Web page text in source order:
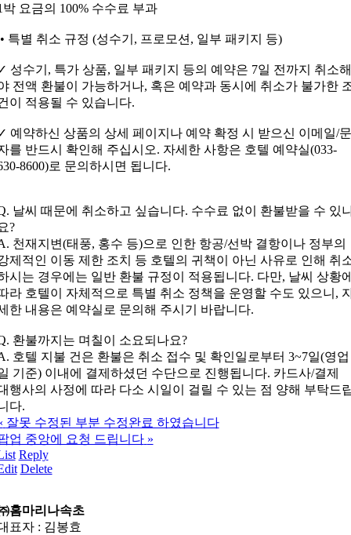
박 요금의 100% 수수료 부과
특별 취소 규정 (성수기, 프로모션, 일부 패키지 등)
성수기, 특가 상품, 일부 패키지 등의 예약은 7일 전까지 취소해
전액 환불이 가능하거나, 혹은 예약과 동시에 취소가 불가한
이 적용될 수 있습니다.
예약하신 상품의 상세 페이지나 예약 확정 시 받으신 이메일/문
를 반드시 확인해 주십시오. 자세한 사항은 호텔 예약실(033-
8600)로 문의하시면 됩니다.
날씨 때문에 취소하고 싶습니다. 수수료 없이 환불받을 수 있
?
천재지변(태풍, 홍수 등)으로 인한 항공/선박 결항이나 정부의
제적인 이동 제한 조치 등 호텔의 귀책이 아닌 사유로 인해 취
시는 경우에는 일반 환불 규정이 적용됩니다. 다만, 날씨 상황
라 호텔이 자체적으로 특별 취소 정책을 운영할 수도 있으니,
한 내용은 예약실로 문의해 주시기 바랍니다.
환불까지는 며칠이 소요되나요?
호텔 지불 건은 환불은 취소 접수 및 확인일로부터 3~7일(영업
기준) 이내에 결제하셨던 수단으로 진행됩니다. 카드사/결제
행사의 사정에 따라 다소 시일이 걸릴 수 있는 점 양해 부탁드
다.
잘못 수정된 부분 수정완료 하였습니다
업 중앙에 요청 드립니다 »
Reply
Delete
홈마리나속초
표자 : 김봉효